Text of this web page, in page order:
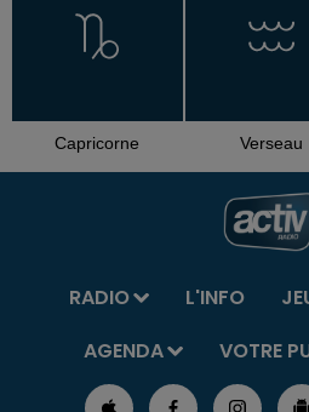
Capricorne Verseau
RADIO L'INFO
AGENDA
VOTRE